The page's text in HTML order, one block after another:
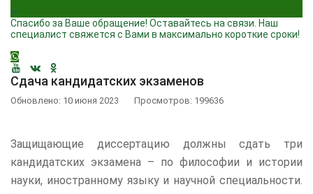
Спасибо за Ваше обращение! Оставайтесь на связи. Наш
специалист свяжется с Вами в максимально короткие сроки!
Сдача кандидатских экзаменов
Обновлено: 10 июня 2023 Просмотров: 199636
Защищающие диссертацию должны сдать три
кандидатских экзамена – по философии и истории
науки, иностранному языку и научной специальности.